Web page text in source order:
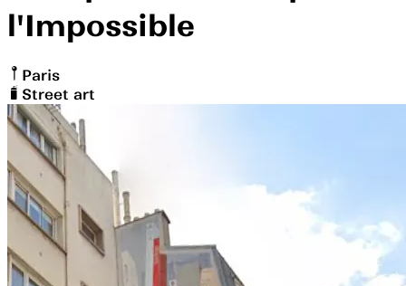
l'Impossible
Paris
Street art